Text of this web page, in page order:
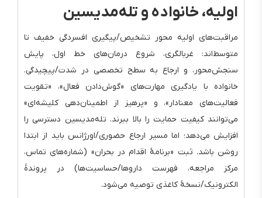
اولیه، خانواده و تله‌مدیسین
مراقبت‌های اولیه محور تشخیص/پیگیری افسردگی خفیف تا
متوسط‌اند: غربالگری، شروع درمان‌های خط اول، پایش
سنجش‌محور، و ارجاع به سطح تخصصی در شدت/پیچیدگی.
خانواده با یادگیری مهارت‌های «گوش‌دادن فعال»، «تقویت
فعالیت‌های معنادار»، و «پرهیز از اطمینان‌دهی کلیشه‌ای»
می‌توانند کیفیت حمایت را بالا ببرند. تله‌مدیسین دسترسی را
افزایش می‌دهد؛ اما مسیر ارجاع حضوری/اورژانس باید از ابتدا
روشن باشد. ثبت «برنامهٔ اقدام در بحران» (شماره‌های تماس،
مرکز مراجعه، فهرست داروها/حساسیت‌ها) در پروندهٔ
الکترونیک/نسخهٔ کاغذی توصیه می‌شود.